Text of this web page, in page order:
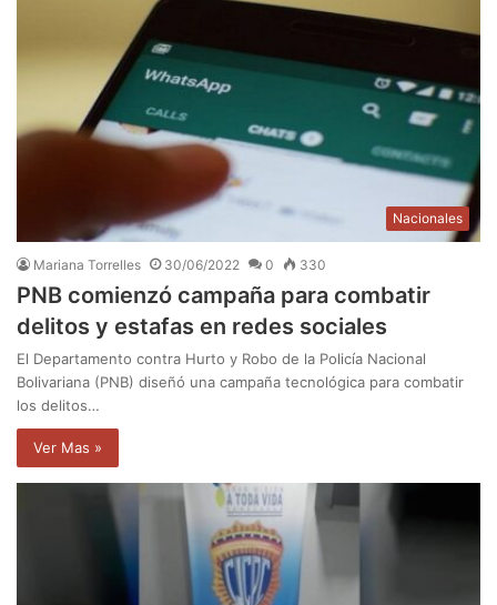
Nacionales
Mariana Torrelles 30/06/2022 0 330
PNB comienzó campaña para combatir
delitos y estafas en redes sociales
El Departamento contra Hurto y Robo de la Policía Nacional
Bolivariana (PNB) diseñó una campaña tecnológica para combatir
los delitos…
Ver Mas »